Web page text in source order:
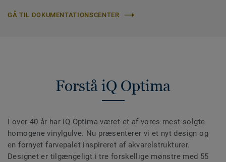
GÅ TIL DOKUMENTATIONSCENTER
Forstå iQ Optima
I over 40 år har iQ Optima været et af vores mest solgte
homogene vinylgulve. Nu præsenterer vi et nyt design og
en fornyet farvepalet inspireret af akvarelstrukturer.
Designet er tilgængeligt i tre forskellige mønstre med 55